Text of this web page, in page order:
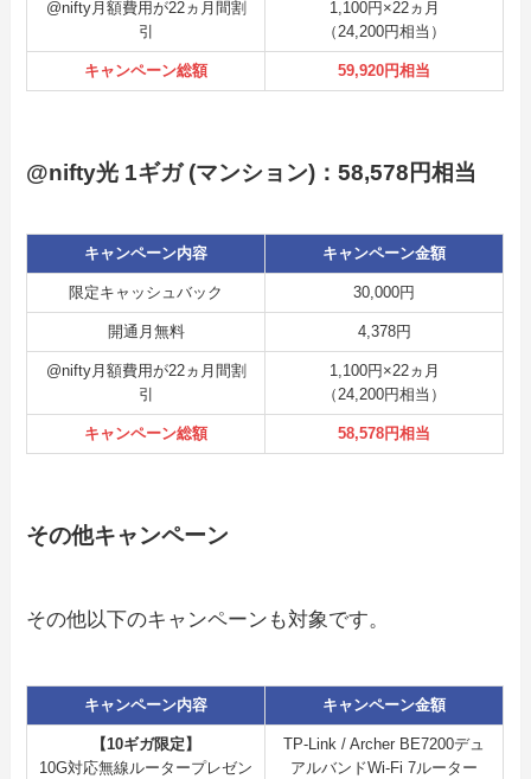
@nifty月額費用が22ヵ月間割
引
1,100円×22ヵ月
（24,200円相当）
キャンペーン総額 59,920円相当
@nifty光 1ギガ (マンション)：58,578円相当
キャンペーン内容 キャンペーン金額
限定キャッシュバック 30,000円
開通月無料 4,378円
@nifty月額費用が22ヵ月間割
引
1,100円×22ヵ月
（24,200円相当）
キャンペーン総額 58,578円相当
その他キャンペーン
その他以下のキャンペーンも対象です。
キャンペーン内容 キャンペーン金額
【10ギガ限定】
10G対応無線ルータープレゼン
TP-Link / Archer BE7200デュ
アルバンドWi-Fi 7ルーター